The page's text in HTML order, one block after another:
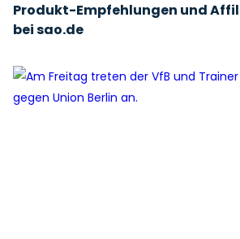
Produkt-Empfehlungen und
bei sao.de